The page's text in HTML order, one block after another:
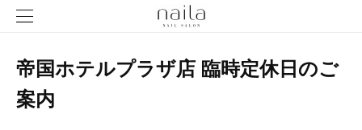
帝国ホテルプラザ店 臨時定休日のご
案内